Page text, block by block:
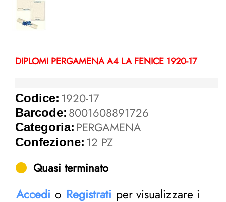
DIPLOMI PERGAMENA A4 LA FENICE 1920-17
Codice: 1920-17
Barcode: 8001608891726
Categoria: PERGAMENA
Confezione: 12 PZ
Quasi terminato
Accedi o Registrati per visualizzare i